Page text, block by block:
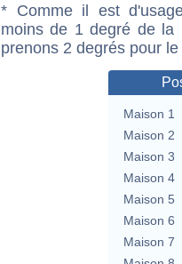
* Comme il est
moins de 1 degré de la
prenons 2 degrés pour
Maison 1
Maison 2
Maison 3
Maison 4
Maison 5
Maison 6
Maison 7